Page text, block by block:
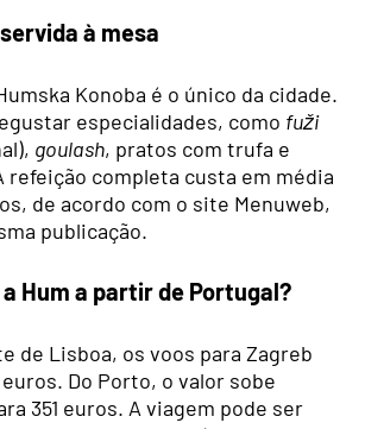
à mesa
Konoba é o único da cidade.
especialidades, como fuži
goulash, pratos com trufa e
refeição completa custa em média
de acordo com o site Menuweb,
publicação.
Hum a partir de Portugal?
de Lisboa, os voos para Zagreb
Do Porto, o valor sobe
351 euros. A viagem pode ser